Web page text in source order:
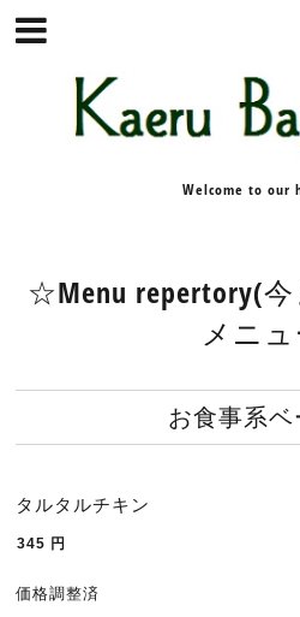
Welcome to our
☆Menu repertory(
メニ
お食事系
タルタルチキン
345 円
価格調整済